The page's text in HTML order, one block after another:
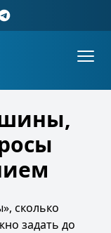
сколько
задать до